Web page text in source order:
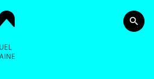
PRINCIPAL